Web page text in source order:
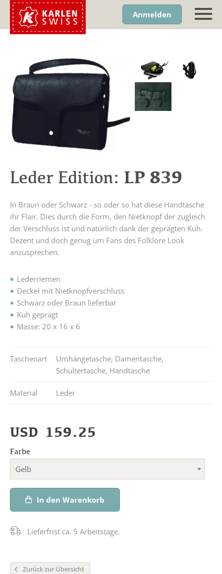
Anmelden
Leder Edition: LP 839
In Braun oder Schwarz - so oder so hat diese Handtasche
ihr Flair. Dies durch die Form, den Nietknopf der zugleich
der Verschluss ist und natürlich dank der geprägten Kuh.
Dezent und doch genug um Fans des Folklore Look
anzusprechen.
Lederriemen
Deckel mit Nietknopfverschluss
Schwarz oder Braun lieferbar
Kuh geprägt
Masse: 20 x 16 x 6
Taschenart Umhängetasche, Damentasche,
Schultertasche, Handtasche
Material Leder
USD 159.25
Farbe
Gelb
In den Warenkorb
Lieferfrist ca. 5 Arbeitstage.
Zurück zur Übersicht